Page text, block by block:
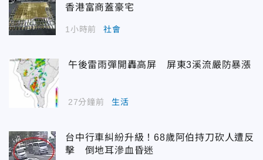
香港富商蓋豪宅
1小時前 社會
午後雷雨彈開轟高屏 屏東3溪流嚴防暴漲
27分鐘前 生活
台中行車糾紛升級！68歲阿伯持刀砍人遭反
擊 倒地耳滲血昏迷